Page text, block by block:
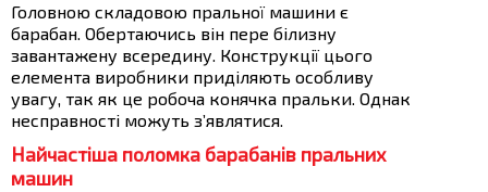
Головною складовою пральної машини є
барабан. Обертаючись він пере білизну
завантажену всередину. Конструкції цього
елемента виробники приділяють особливу
увагу, так як це робоча конячка пральки. Однак
несправності можуть з’являтися.
Найчастіша поломка барабанів пральних
машин